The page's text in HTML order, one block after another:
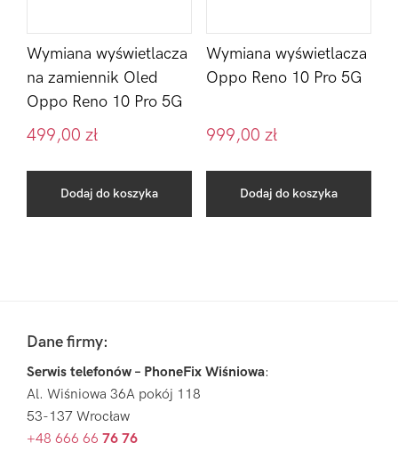
Wymiana wyświetlacza
na zamiennik Oled
Oppo Reno 10 Pro 5G
499,00 zł
Dodaj do koszyka
Wymiana wyświetlacza
Oppo Reno 10 Pro 5G
999,00 zł
Dodaj do koszyka
Sidebar
FooterDane firmy:
Serwis telefonów – PhoneFix Wiśniowa:
Al. Wiśniowa 36A pokój 118
53-137 Wrocław
+48 666 66 76 76